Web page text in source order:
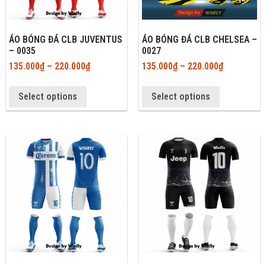
ÁO BÓNG ĐÁ CLB JUVENTUS
– 0035
135.000₫– 220.000₫
Select options
ÁO BÓNG ĐÁ CLB CHELSEA –
0027
135.000₫– 220.000₫
Select options